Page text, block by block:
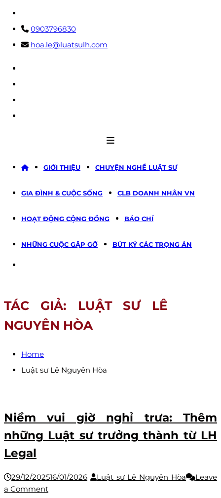
Skip
0903796830
hoa.le@luatsulh.com
GIỚI THIỆU CHUYỆN NGHỀ LUẬT SƯ
GIA ĐÌNH & CUỘC SỐNG CLB DOANH NHÂN VN
HOẠT ĐỘNG CỘNG ĐỒNG BÁO CHÍ
NHỮNG CUỘC GẶP GỠ BÚT KÝ CÁC TRỌNG ÁN
TÁC GIẢ: LUẬT SƯ LÊ
NGUYÊN HÒA
Home
Luật sư Lê Nguyên Hòa
Niềm vui giờ nghỉ trưa: Thêm
những Luật sư trưởng thành từ LH
Legal
29/12/202516/01/2026 Luật sư Lê Nguyên Hòa
Leave
a Commenton